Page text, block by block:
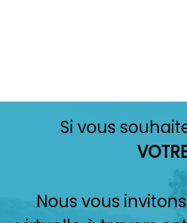
Si vous
Nous vous